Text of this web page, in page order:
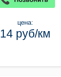
цена:
14 руб/км